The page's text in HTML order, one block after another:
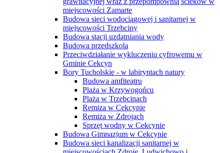
miejscowości Zamarte
Budowa sieci wodociągowej i sanitarnej w
miejscowości Trzebciny
Budowa stacji uzdatniania wody
Budowa przedszkola
Przeciwdziałanie wykluczeniu cyfrowemu w
Gminie Cekcyn
Bory Tucholskie - w labiryntach natury
Budowa amfiteatru
Plaża w Krzywogońcu
Plaża w Trzebcinach
Remiza w Cekcynie
Remiza w Zdrojach
Sprzęt wodny w Cekcynie
Budowa Gimnazjum w Cekcynie
Budowa sieci kanalizacji sanitarnej w